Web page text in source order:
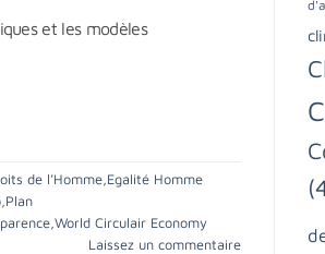
et les modèles
de l’Homme Egalité Homme
Plan
World Circulair Economy
Laissez un commentaire